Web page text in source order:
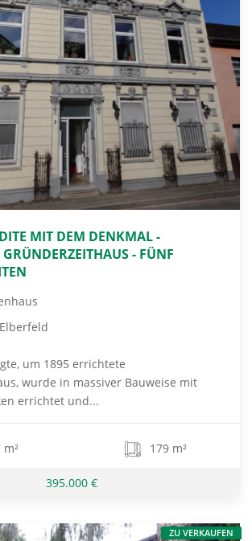
MIT DEM DENKMAL -
- FÜNF
um 1895 errichtete
wurde in massiver Bauweise mit
errichtet und...
m² 179 m²
395.000 €
ZU VERKAUFEN